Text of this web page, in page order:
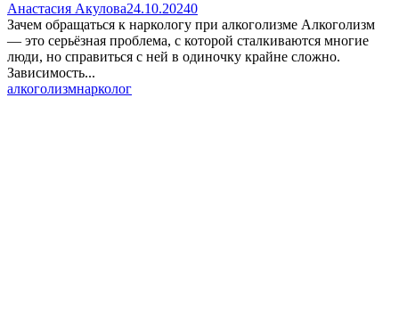
Анастасия Акулова24.10.20240
Зачем обращаться к наркологу при алкоголизме Алкоголизм
— это серьёзная проблема, с которой сталкиваются многие
люди, но справиться с ней в одиночку крайне сложно.
Зависимость...
алкоголизмнарколог